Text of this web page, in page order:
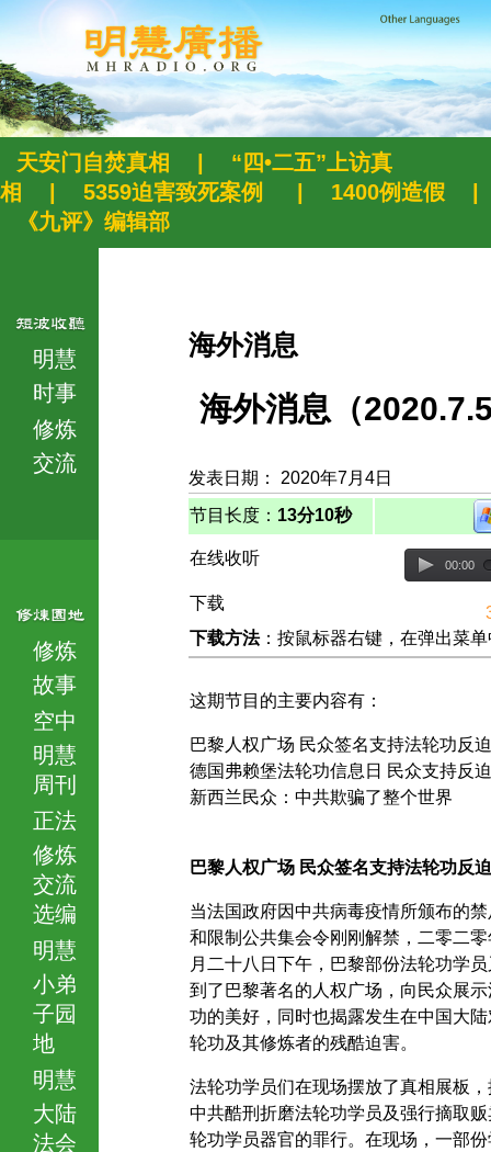
天安门自焚真相
“四•二五”上访真
相
5359迫害致死案例 1400例造假
《九评》编辑部
明慧
时事
修炼
交流
修炼
故事
空中
明慧
周刊
正法
修炼
交流
选编
明慧
小弟
子园
地
明慧
大陆
法会
海外消息
海外消息（
发表日期： 2020年7月4日
节目长度： 13分10秒
在线收听 00:00
下载
下载方法：按鼠标器右键，在弹出菜
这期节目的主要内容有：
巴黎人权广场 民众签名支持法轮功反
德国弗赖堡法轮功信息日 民众支持反
新西兰民众：中共欺骗了整个世界
巴黎人权广场 民众签名支持法轮功反
当法国政府因中共病毒疫情所颁布的禁
和限制公共集会令刚刚解禁，二零二零
月二十八日下午，巴黎部份法轮功学
到了巴黎著名的人权广场，向民众展示
功的美好，同时也揭露发生在中国大陆
轮功及其修炼者的残酷迫害。
法轮功学员们在现场摆放了真相展板，
中共酷刑折磨法轮功学员及强行摘取贩
轮功学员器官的罪行。在现场，一部份